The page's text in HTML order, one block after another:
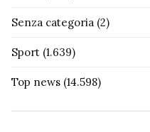
Senza categoria (2)
Sport (1.639)
Top news (14.598)